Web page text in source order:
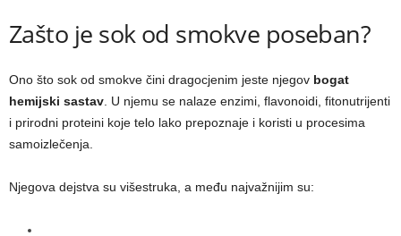
Zašto je sok od smokve poseban?
Ono što sok od smokve čini dragocjenim jeste njegov bogat
hemijski sastav . U njemu se nalaze enzimi, flavonoidi, fitonutrijenti
i prirodni proteini koje telo lako prepoznaje i koristi u procesima
samoizlečenja.
Njegova dejstva su višestruka, a među najvažnijim su: